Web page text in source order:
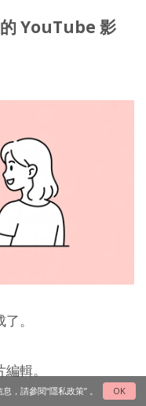
YouTube 影
。
輯。
，請參閱“隱私政策”。 OK